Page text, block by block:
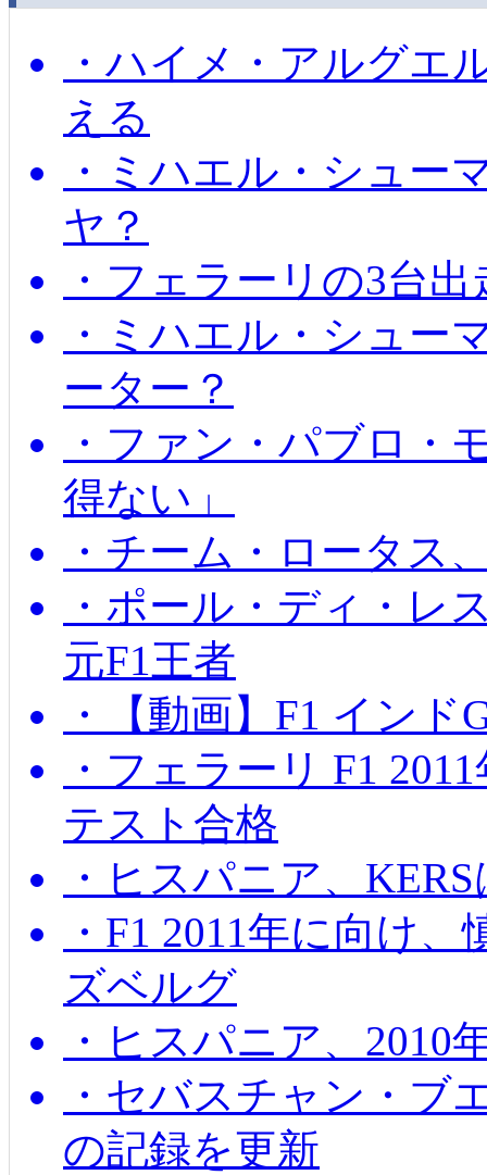
・ハイメ・アルグエ
える
・ミハエル・シュー
ヤ？
・フェラーリの3台
・ミハエル・シュー
ーター？
・ファン・パブロ・
得ない」
・チーム・ロータス
・ポール・ディ・レ
元F1王者
・【動画】F1 イン
・フェラーリ F1
テスト合格
・ヒスパニア、
・F1 2011年に向け
ズベルグ
・ヒスパニア、2010
・セバスチャン・ブ
の記録を更新